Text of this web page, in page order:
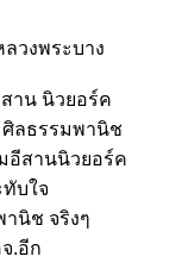
วงพระบาง
าน นิวยอร์ค
ศิลธรรมพานิช
อีสานนิวยอร์ค
บใจ
านิช จริงๆ
.อีก